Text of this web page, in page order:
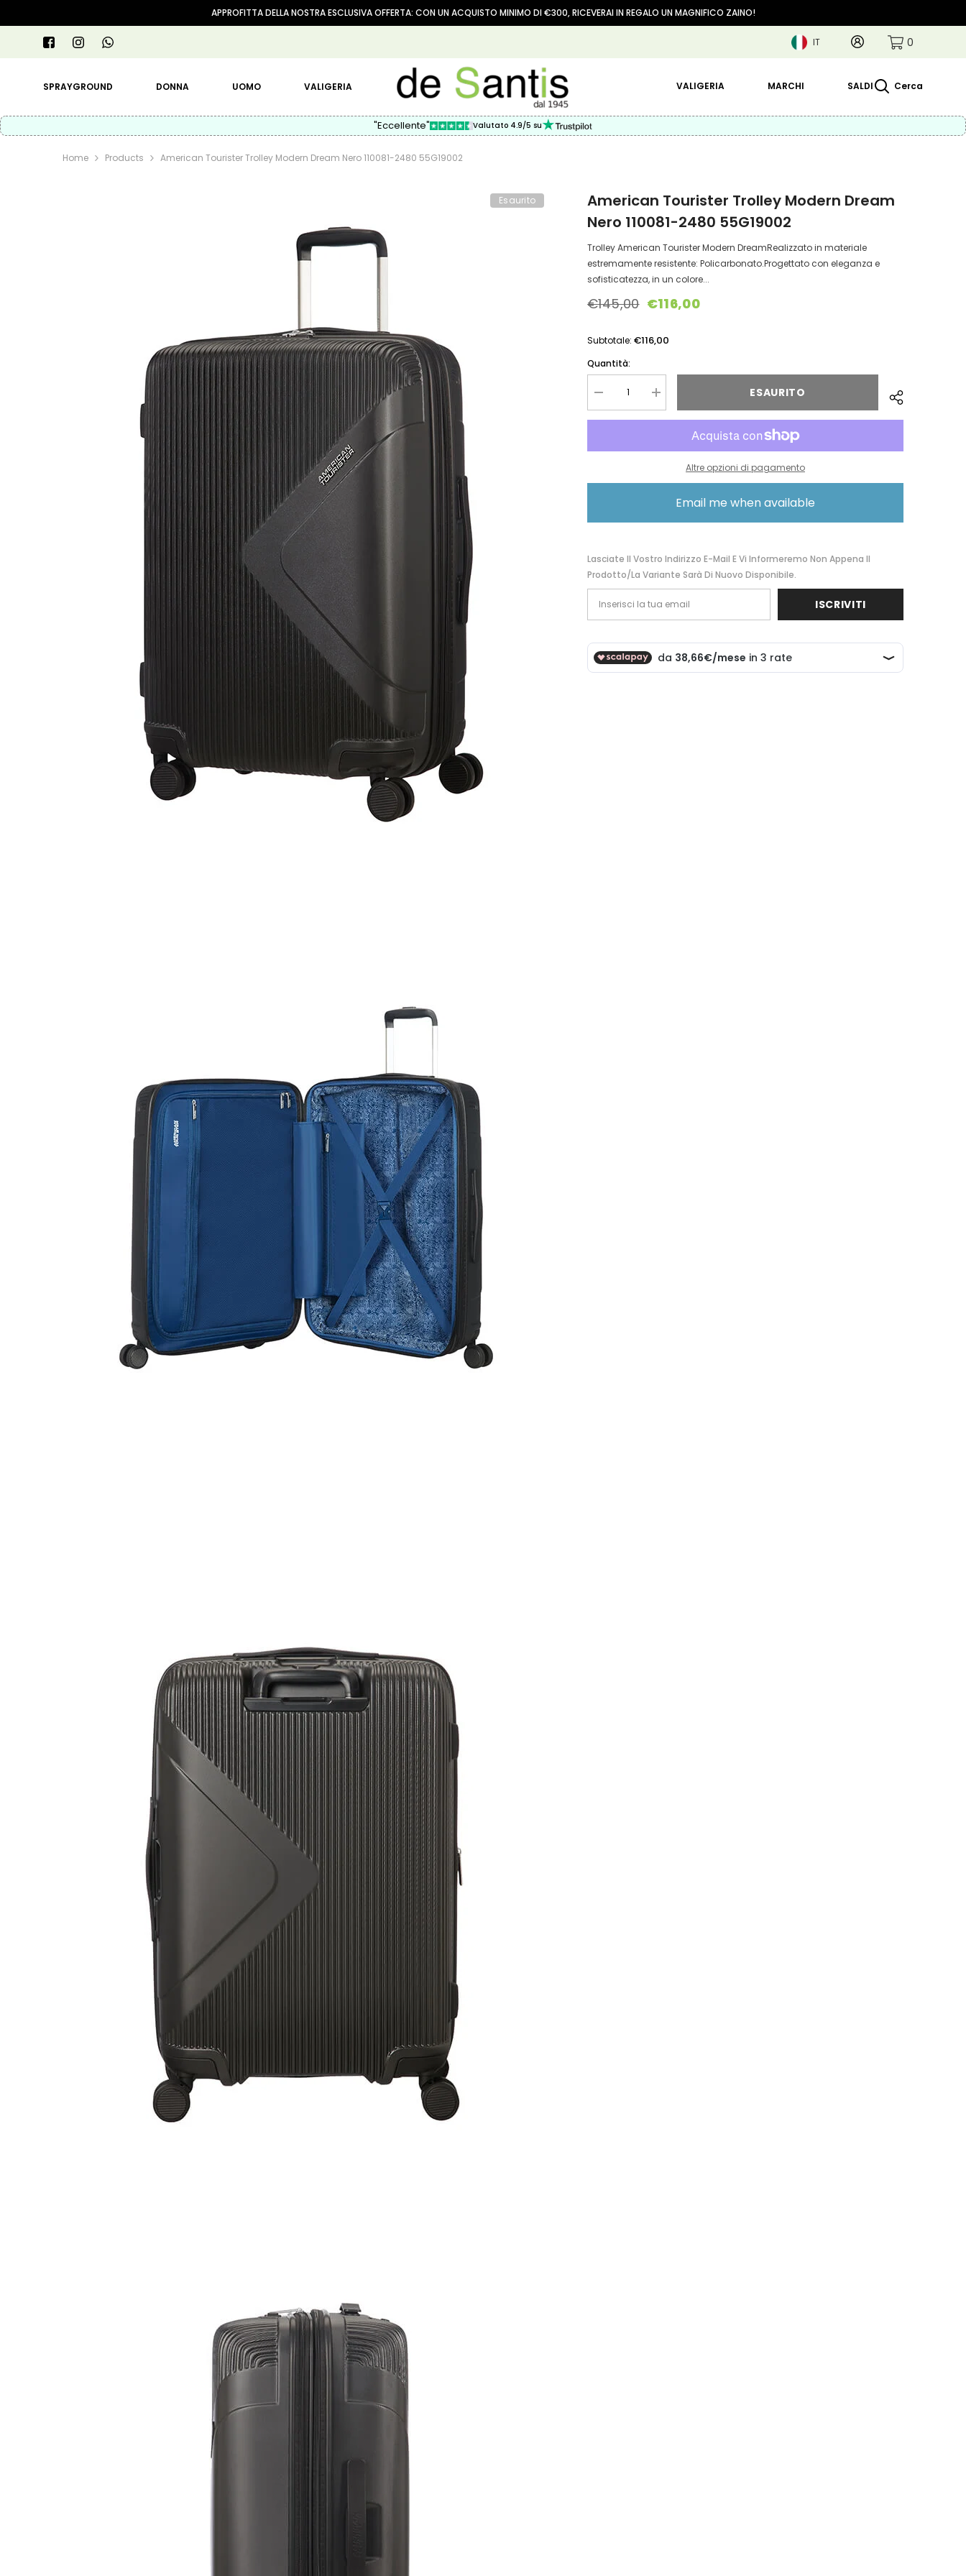
APPROFITTA DELLA NOSTRA ESCLUSIVA OFFERTA: CON UN ACQUISTO MINIMO DI €300, RICEVERAI IN REGALO UN MAGNIFICO ZAINO!
IT
IT
Account 0
articoli
SPRAYGROUND DONNA UOMO VALIGERIA VALIGERIA MARCHI SALDI Cerca
"Eccellente" Valutato 4.9/5 su
Home Products American Tourister Trolley Modern Dream Nero 110081-2480 55G19002
Esaurito
American Tourister Trolley Modern Dream
Nero 110081-2480 55G19002
Trolley American Tourister Modern DreamRealizzato in materiale
estremamente resistente: Policarbonato.Progettato con eleganza e
sofisticatezza, in un colore...
€145,00 €116,00
Subtotale:€116,00
Quantità:
Diminuire
la
quantità
Tourister
Dream
Aumentare
la
quantità
American
Tourister
Modern
Dream
110081-
ESAURITO
Share
Altre opzioni di pagamento
Email me when available
Lasciate Il Vostro Indirizzo E-Mail E Vi Informeremo Non Appena Il
Prodotto/la Variante Sarà Di Nuovo Disponibile.
ISCRIVITI